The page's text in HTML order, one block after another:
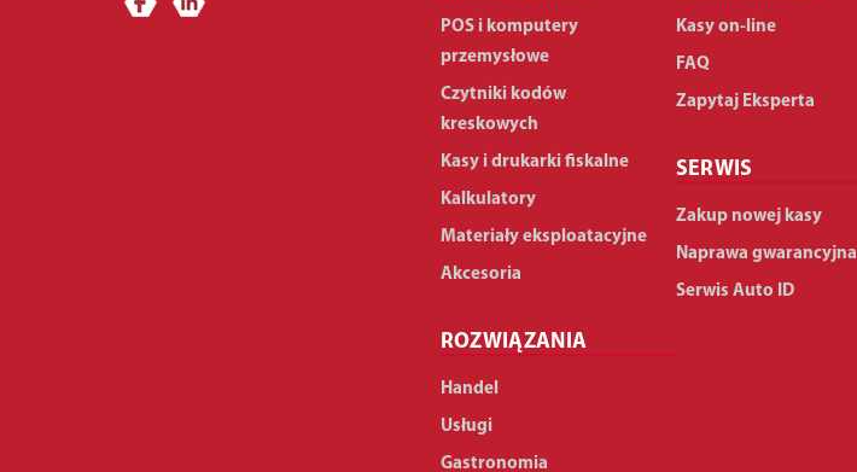
POS i komputery
przemysłowe
Czytniki kodów
kreskowych
Kasy i drukarki fiskalne
Kalkulatory
Materiały eksploatacyjne
Akcesoria
ROZWIĄZANIA
Handel
Usługi
Gastronomia
Kasy on-line
FAQ
Zapytaj Eksperta
SERWIS
Zakup nowej kasy
Naprawa gwarancyjna
Serwis Auto ID